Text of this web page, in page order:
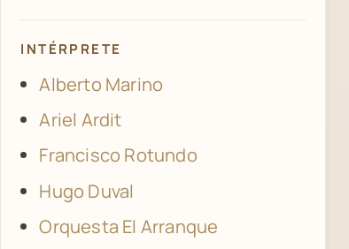
INTÉRPRETE
Alberto Marino
Ariel Ardit
Francisco Rotundo
Hugo Duval
Orquesta El Arranque